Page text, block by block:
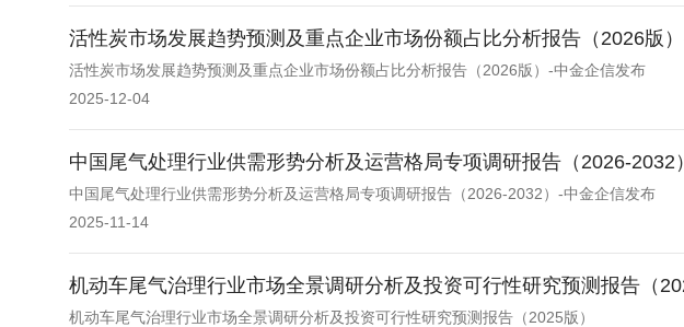
活性炭市场发展趋势预测及重点企业市场份额占比分析报告（2026版
活性炭市场发展趋势预测及重点企业市场份额占比分析报告（2026版）-中金企信发布
2025-12-04
中国尾气处理行业供需形势分析及运营格局专项调研报告（2026-2032
中国尾气处理行业供需形势分析及运营格局专项调研报告（2026-2032）-中金企信发布
2025-11-14
机动车尾气治理行业市场全景调研分析及投资可行性研究预测报告（
机动车尾气治理行业市场全景调研分析及投资可行性研究预测报告（2025版）